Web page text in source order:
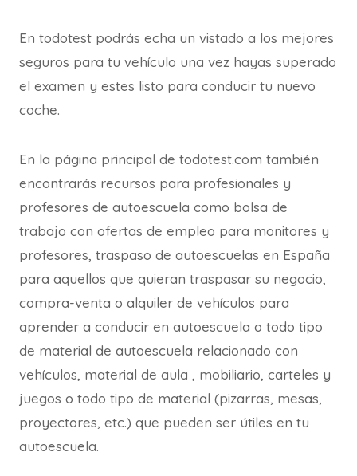
En todotest podrás echa un vistado a los mejores
seguros para tu vehículo una vez hayas superado
el examen y estes listo para conducir tu nuevo
coche.
En la página principal de todotest.com también
encontrarás recursos para profesionales y
profesores de autoescuela como bolsa de
trabajo con ofertas de empleo para monitores y
profesores, traspaso de autoescuelas en España
para aquellos que quieran traspasar su negocio,
compra-venta o alquiler de vehículos para
aprender a conducir en autoescuela o todo tipo
de material de autoescuela relacionado con
vehículos, material de aula , mobiliario, carteles y
juegos o todo tipo de material (pizarras, mesas,
proyectores, etc.) que pueden ser útiles en tu
autoescuela.